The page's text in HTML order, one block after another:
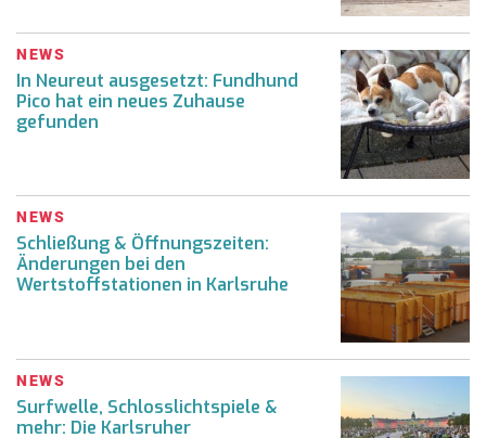
NEWS
In Neureut ausgesetzt: Fundhund
Pico hat ein neues Zuhause
gefunden
NEWS
Schließung & Öffnungszeiten:
Änderungen bei den
Wertstoffstationen in Karlsruhe
NEWS
Surfwelle, Schlosslichtspiele &
mehr: Die Karlsruher